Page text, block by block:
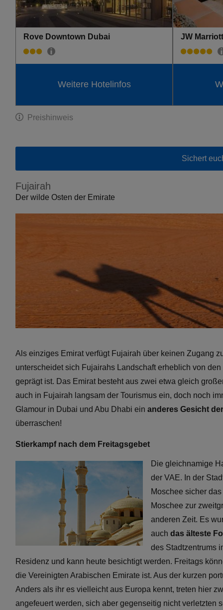
Rove Downtown Dubai
Weitere Hotelinfos
JW
Preishinweis
Sichert
Fujairah
Der wilde Osten der Emirate
Als einziges Emirat verfügt Fujairah über keinen Zugang
unterscheidet sich Fujairahs Landschaft erheblich von
geprägt ist. Das Emirat besteht aus zwei etwa gleich
auch in Fujairah langsam der Tourismus ein, doch noch
Glamour in Dubai und Abu Dhabi ein anderes Gesicht
überraschen!
Stierkampf nach dem Freitagsgebet
Die gleichnamige
der VAE. In der
Moschee sicher
Moschee zur
anderen Zeit. Es
auch das älteste
des Stadtzentrums
Residenz und kann heute besichtigt werden. Freitags
die Vereinigten Arabischen Emirate ist. Aus der kurzen
Anders als ihr es vielleicht aus Europa kennt, treten hier
angefeuert werden, sich aber gegenseitig nicht verletzten